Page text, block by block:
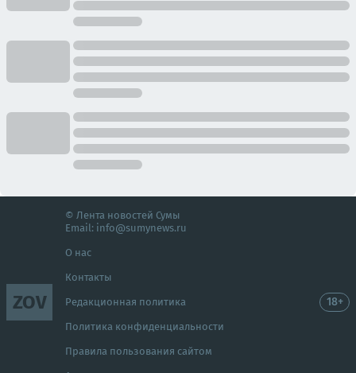
ZOV
© Лента новостей Сумы
Email: info@sumynews.ru
О нас
Контакты
Редакционная политика
Политика конфиденциальности
Правила пользования сайтом
18+